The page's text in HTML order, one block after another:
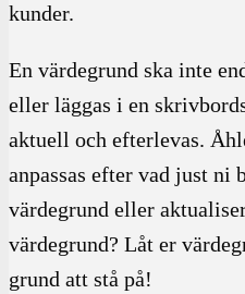
kunder.
En värdegrund ska inte
eller läggas i en
aktuell och efterlevas.
anpassas efter vad just ni
värdegrund eller
värdegrund? Låt er
grund att stå på!